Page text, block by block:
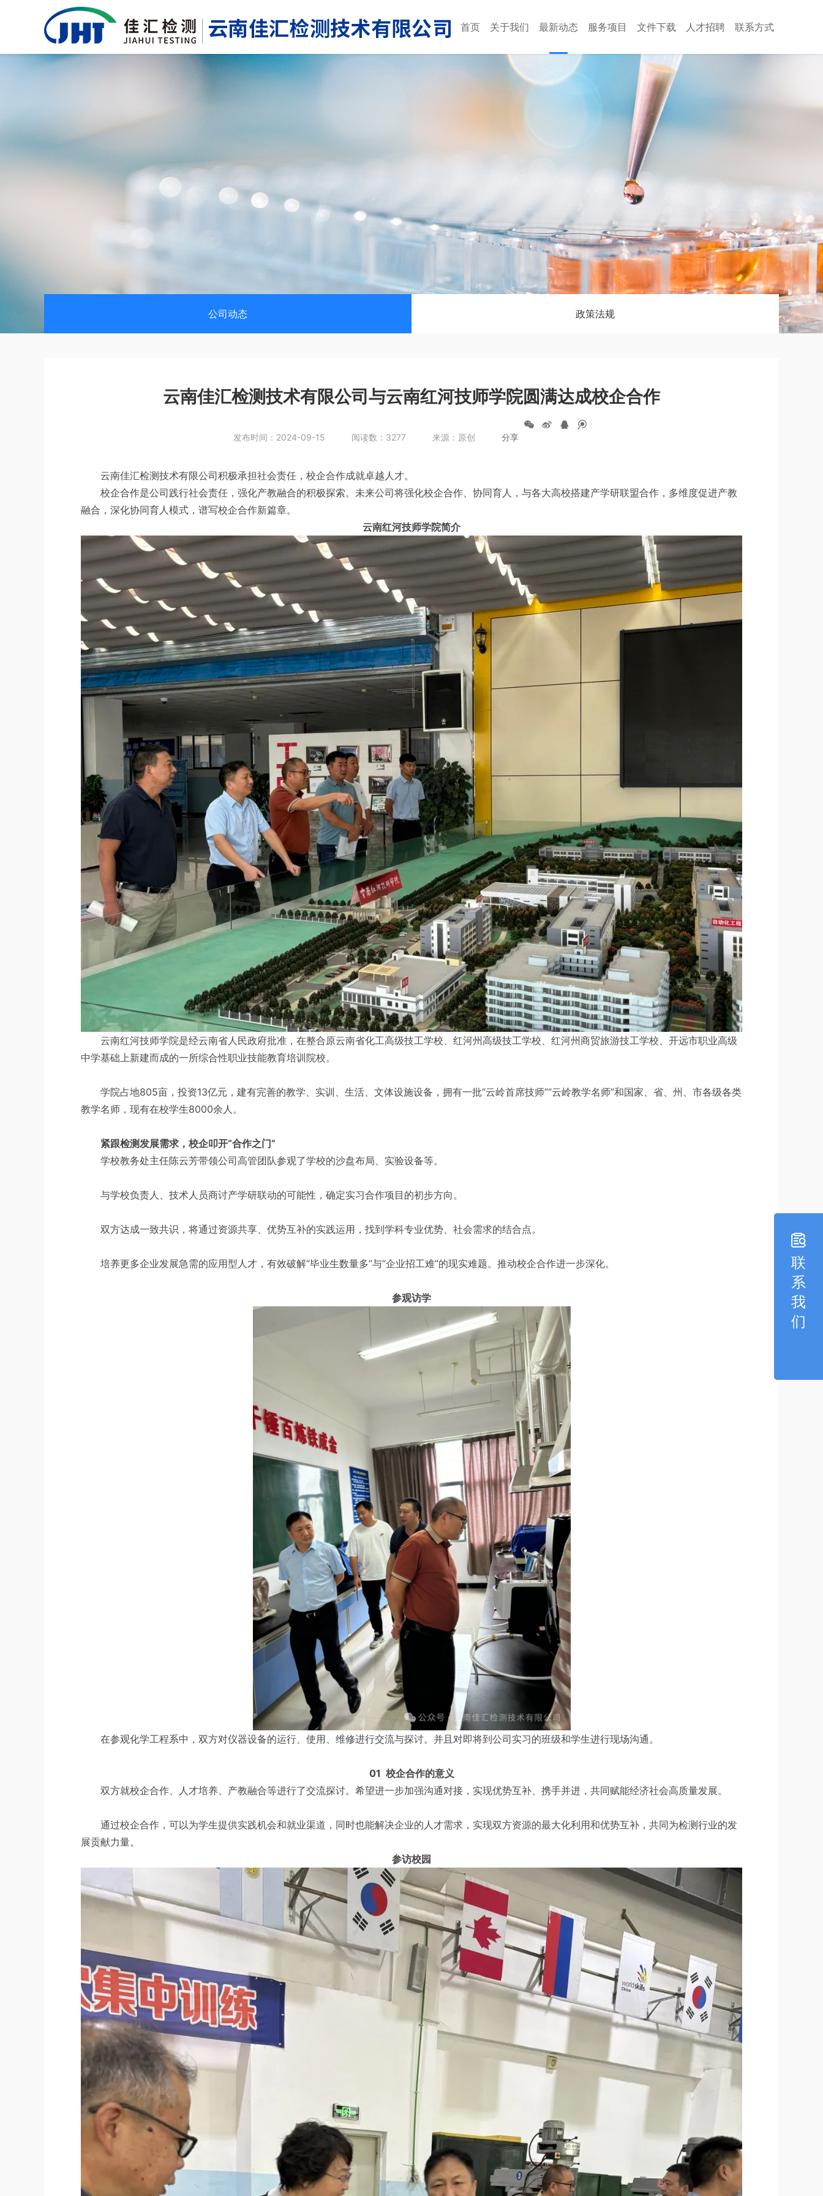
首页 关于我们 最新动态 服务项目 文件下载 人才招聘 联系方式
公司动态 政策法规
云南佳汇检测技术有限公司与云南红河技师学院圆满达成校企合作
发布时间：2024-09-15 阅读数：3277 来源：原创 分享
云南佳汇检测技术有限公司积极承担社会责任，校企合作成就卓越人才。
校企合作是公司践行社会责任，强化产教融合的积极探索。未来公司将强化校企合作、协同育人，与各大高校搭建产学研联盟合作，多维度促进产教
融合，深化协同育人模式，谱写校企合作新篇章。
云南红河技师学院简介
云南红河技师学院是经云南省人民政府批准，在整合原云南省化工高级技工学校、红河州高级技工学校、红河州商贸旅游技工学校、开远市职业高级
中学基础上新建而成的一所综合性职业技能教育培训院校。
学院占地805亩，投资13亿元，建有完善的教学、实训、生活、文体设施设备，拥有一批“云岭首席技师”“云岭教学名师”和国家、省、州、市各级各类
教学名师，现有在校学生8000余人。
紧跟检测发展需求，校企叩开“合作之门”
学校教务处主任陈云芳带领公司高管团队参观了学校的沙盘布局、实验设备等。
与学校负责人、技术人员商讨产学研联动的可能性，确定实习合作项目的初步方向。
双方达成一致共识，将通过资源共享、优势互补的实践运用，找到学科专业优势、社会需求的结合点。
培养更多企业发展急需的应用型人才，有效破解“毕业生数量多”与“企业招工难”的现实难题。推动校企合作进一步深化。
参观访学
在参观化学工程系中，双方对仪器设备的运行、使用、维修进行交流与探讨。并且对即将到公司实习的班级和学生进行现场沟通。
01 校企合作的意义
双方就校企合作、人才培养、产教融合等进行了交流探讨。希望进一步加强沟通对接，实现优势互补、携手并进，共同赋能经济社会高质量发展。
通过校企合作，可以为学生提供实践机会和就业渠道，同时也能解决企业的人才需求，实现双方资源的最大化利用和优势互补，共同为检测行业的发
展贡献力量。
参访校园
联
系
我
们